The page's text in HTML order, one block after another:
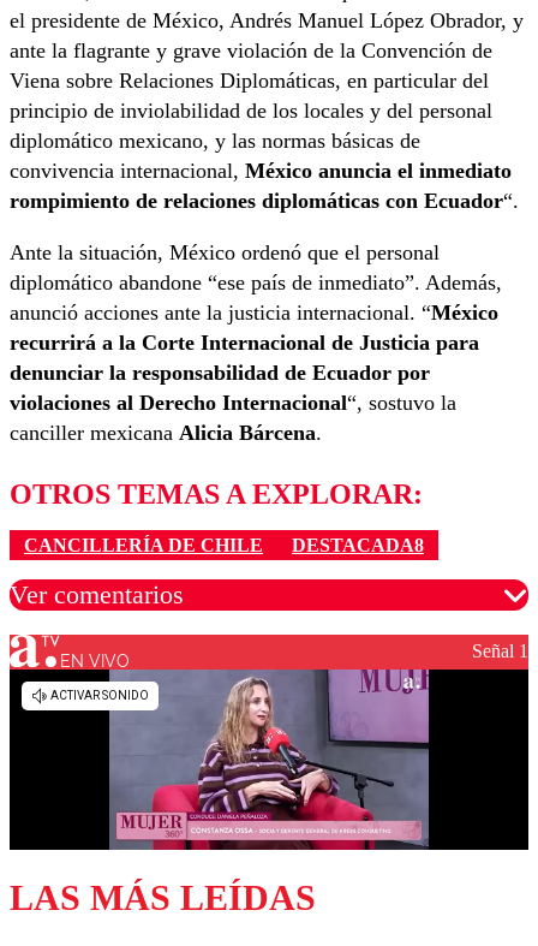
el presidente de México, Andrés Manuel López Obrador, y
ante la flagrante y grave violación de la Convención de
Viena sobre Relaciones Diplomáticas, en particular del
principio de inviolabilidad de los locales y del personal
diplomático mexicano, y las normas básicas de
convivencia internacional, México anuncia el inmediato
rompimiento de relaciones diplomáticas con Ecuador“.
Ante la situación, México ordenó que el personal
diplomático abandone “ese país de inmediato”. Además,
anunció acciones ante la justicia internacional. “México
recurrirá a la Corte Internacional de Justicia para
denunciar la responsabilidad de Ecuador por
violaciones al Derecho Internacional“, sostuvo la
canciller mexicana Alicia Bárcena.
OTROS TEMAS A EXPLORAR:
CANCILLERÍA DE CHILE DESTACADA8
Ver comentarios
Los comentarios son moderados para garantizar un
diálogo respetuoso.
EN VIVO Señal 1
LAS MÁS LEÍDAS